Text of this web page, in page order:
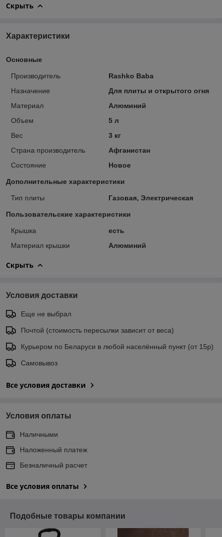
Скрыть
Характеристики
Основные
Производитель
Rashko Baba
Назначение
Для плиты и открытого огня
Материал
Алюминий
Объем
5 л
Вес
3 кг
Страна производитель
Афганистан
Состояние
Новое
Дополнительные характеристики
Тип плиты Газовая, Электрическая
Пользовательские характеристики
Крышка
есть
Материал крышки
Алюминий
Скрыть
Условия доставки
Еще не выбрал
Почтой (стоимость пересылки зависит от веса)
Курьером по Беларуси в любой населённый пункт (от 15р)
Самовывоз
Все условия доставки
Условия оплаты
Наличными
Наложенный платеж
Безналичный расчет
Все условия оплаты
Подобные товары компании